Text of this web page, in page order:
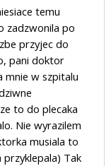
temu
zadzwonila po
przyjec do
pani doktor
mnie w szpitalu
to do plecaka
Nie wyrazilem
musiala to
przyklepala) Tak